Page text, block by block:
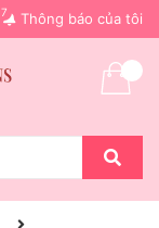
Thông báo của tôi
7